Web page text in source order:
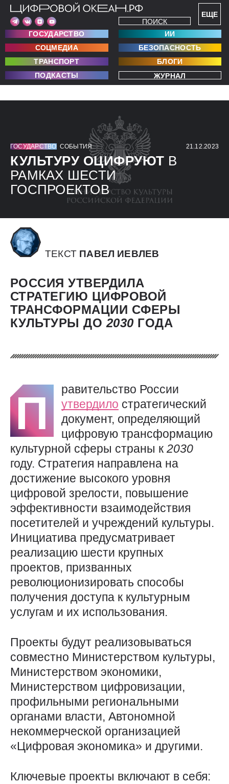
ЕЩЕ
ПОИСК
ГОСУДАРСТВО
ИИ
СОЦМЕДИА
БЕЗОПАСНОСТЬ
ТРАНСПОРТ
БЛОГИ
ПОДКАСТЫ
ЖУРНАЛ
ГОСУДАРСТВО СОБЫТИЯ 21.12.2023
КУЛЬТУРУ ОЦИФРУЮТ В
РАМКАХ ШЕСТИ
ГОСПРОЕКТОВ
ТЕКСТ ПАВЕЛ ИЕВЛЕВ
РОССИЯ УТВЕРДИЛА
СТРАТЕГИЮ ЦИФРОВОЙ
ТРАНСФОРМАЦИИ СФЕРЫ
КУЛЬТУРЫ ДО 2030 ГОДА
П
равительство России
утвердило стратегический
документ, определяющий
цифровую трансформацию
культурной сферы страны к 2030
году. Стратегия направлена на
достижение высокого уровня
цифровой зрелости, повышение
эффективности взаимодействия
посетителей и учреждений культуры.
Инициатива предусматривает
реализацию шести крупных
проектов, призванных
революционизировать способы
получения доступа к культурным
услугам и их использования.
Проекты будут реализовываться
совместно Министерством культуры,
Министерством экономики,
Министерством цифровизации,
профильными региональными
органами власти, Автономной
некоммерческой организацией
«Цифровая экономика» и другими.
Ключевые проекты включают в себя: